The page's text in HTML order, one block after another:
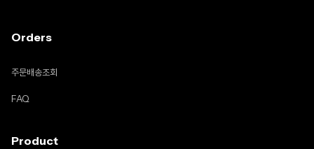
Orders
주문배송조회
FAQ
Product